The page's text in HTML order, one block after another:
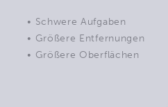
• Schwere Aufgaben
• Größere Entfernungen
• Größere Oberflächen